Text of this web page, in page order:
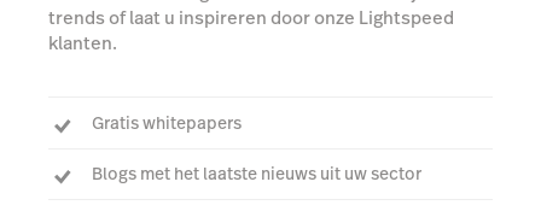
trends of laat u inspireren door onze Lightspeed
klanten.
Gratis whitepapers
Blogs met het laatste nieuws uit uw sector